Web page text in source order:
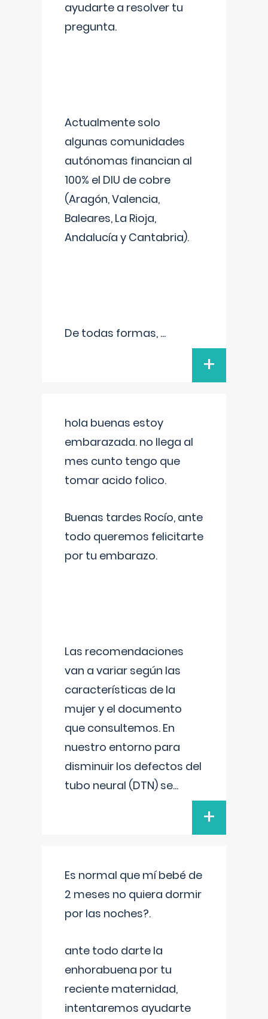
ayudarte a resolver tu
pregunta.
Actualmente solo
algunas comunidades
autónomas financian al
100% el DIU de cobre
(Aragón, Valencia,
Baleares, La Rioja,
Andalucía y Cantabria).
De todas formas, ...
+
hola buenas estoy
embarazada. no llega al
mes cunto tengo que
tomar acido folico.
Buenas tardes Rocío, ante
todo queremos felicitarte
por tu embarazo.
Las recomendaciones
van a variar según las
características de la
mujer y el documento
que consultemos. En
nuestro entorno para
disminuir los defectos del
tubo neural (DTN) se...
+
Es normal que mí bebé de
2 meses no quiera dormir
por las noches?.
ante todo darte la
enhorabuena por tu
reciente maternidad,
intentaremos ayudarte